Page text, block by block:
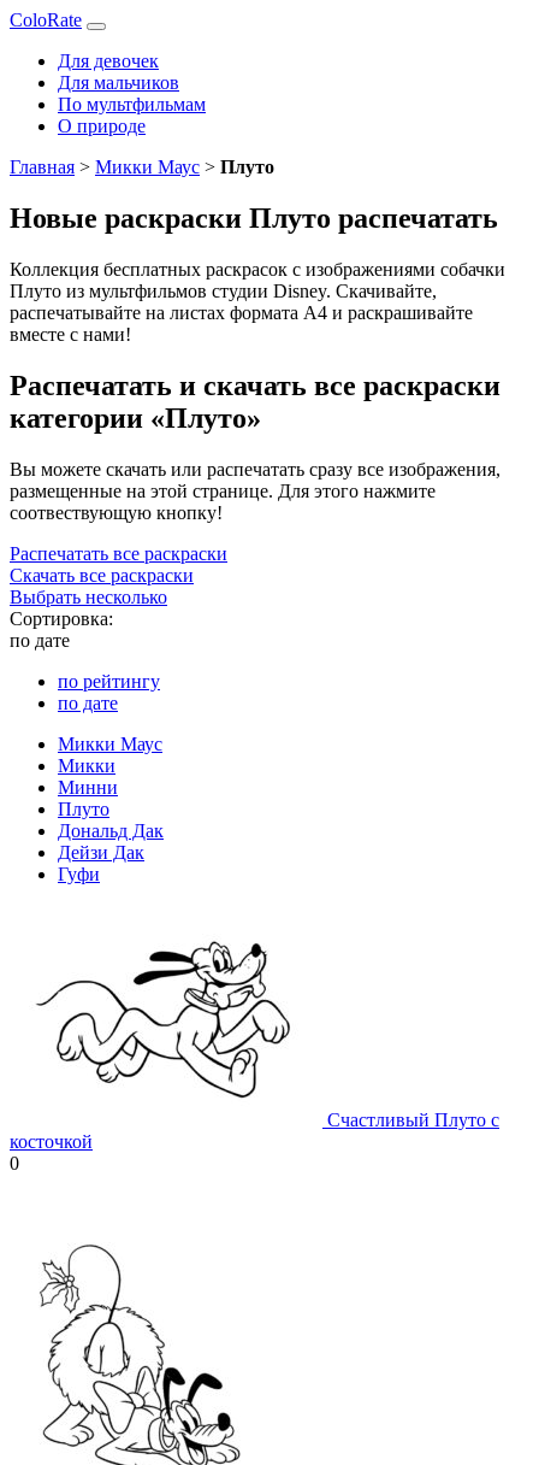
ColoRate
Для девочек
Для мальчиков
По мультфильмам
О природе
Главная > Микки Маус > Плуто
Новые раскраски Плуто распечатать
Коллекция бесплатных раскрасок с изображениями собачки
Плуто из мультфильмов студии Disney. Скачивайте,
распечатывайте на листах формата А4 и раскрашивайте
вместе с нами!
Распечатать и скачать все раскраски
категории «Плуто»
Вы можете скачать или распечатать сразу все изображения,
размещенные на этой странице. Для этого нажмите
соотвествующую кнопку!
Распечатать все раскраски
Скачать все раскраски
Выбрать несколько
Сортировка:
по дате
по рейтингу
по дате
Микки Маус
Микки
Минни
Плуто
Дональд Дак
Дейзи Дак
Гуфи
Счастливый Плуто с
косточкой
0